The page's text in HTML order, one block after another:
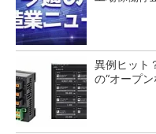
異例ヒット
の“オープ